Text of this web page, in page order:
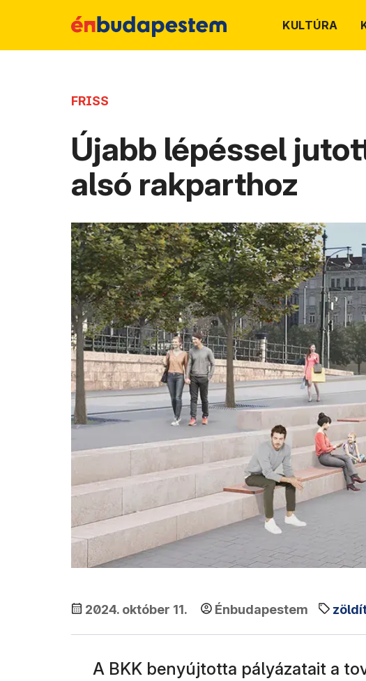
KULTÚRA
FRISS
Újabb lépéssel
alsó rakparthoz
2024. október 11. Énbudapestem
A BKK benyújtotta pályázatait a